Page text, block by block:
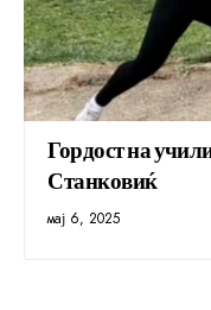
Гордост на
Станковиќ
мај 6, 2025